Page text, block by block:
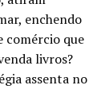
enchendo
comércio que
livros?
assenta no